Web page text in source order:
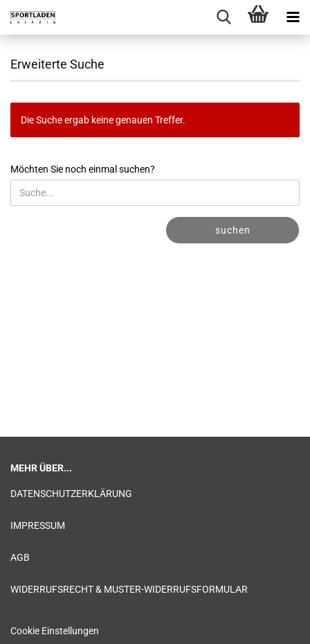
Erweiterte Suche
Die Suche ergab keine genauen Treffer.
MÖCHTEN
SIE
NOCH
Möchten Sie noch einmal suchen?
suchen
MEHR ÜBER...
DATENSCHUTZERKLÄRUNG
IMPRESSUM
AGB
WIDERRUFSRECHT & MUSTER-WIDERRUFSFORMULAR
Cookie Einstellungen